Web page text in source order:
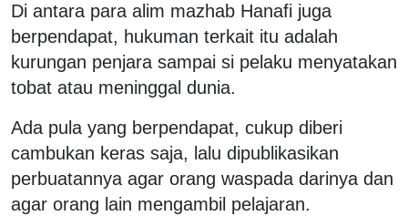
Di antara para alim mazhab Hanafi juga
berpendapat, hukuman terkait itu adalah
kurungan penjara sampai si pelaku menyatakan
tobat atau meninggal dunia.
Ada pula yang berpendapat, cukup diberi
cambukan keras saja, lalu dipublikasikan
perbuatannya agar orang waspada darinya dan
agar orang lain mengambil pelajaran.